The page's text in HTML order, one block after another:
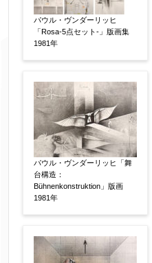
作品の画題 【任意】
日本画
油彩画
素描
立体
その他
絵の画面サイズ 【任意】
額装
軸装
パウル・ヴンダーリッヒ
「Rosa-5点セット-」版画集
1981年
パウル・ヴンダーリッヒ「舞
台構造：
Bühnenkonstruktion」版画
1981年